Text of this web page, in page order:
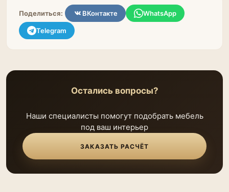
Поделиться: ВКонтакте WhatsApp
Telegram
Остались вопросы?
Наши специалисты помогут подобрать мебель
под ваш интерьер
ЗАКАЗАТЬ РАСЧЁТ